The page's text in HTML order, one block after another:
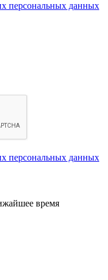
персональных данных
персональных данных
время